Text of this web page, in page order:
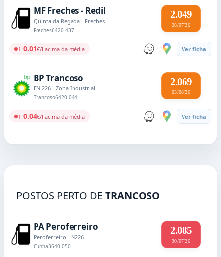
MF Freches - Redil
Quinta da Regada - Freches
Freches6420-437
2.049
28/07/26
↑ 0.01€/l acima da média Ver ficha
BP Trancoso
EN 226 - Zona Industrial
Trancoso6420-044
2.069
03/08/26
↑ 0.04€/l acima da média Ver ficha
POSTOS PERTO DE TRANCOSO
PA Peroferreiro
Peroferreiro - N226
Cunha3640-050
2.085
30/07/26